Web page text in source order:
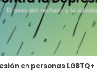
en personas LGBTQ+